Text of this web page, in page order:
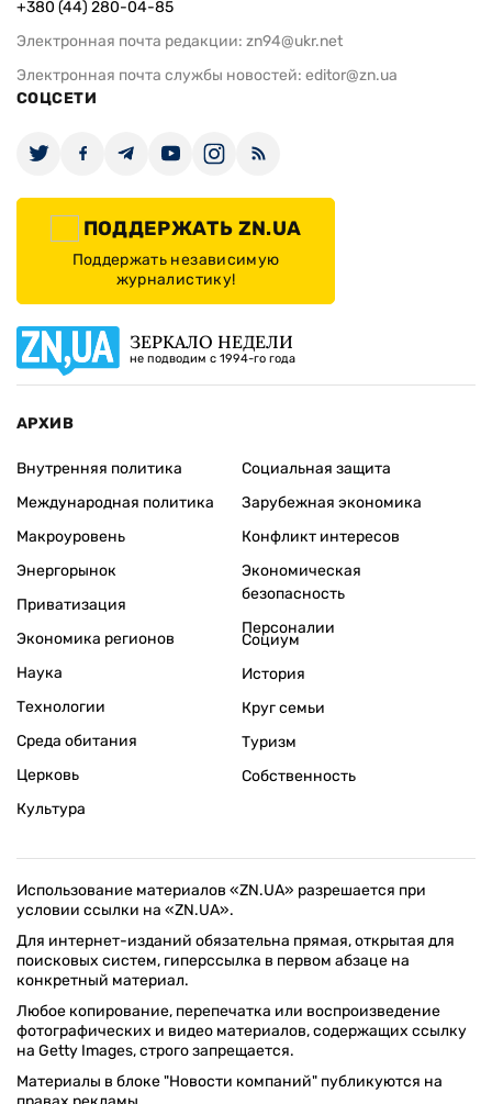
+380 (44) 280-04-85
Электронная почта редакции: zn94@ukr.net
Электронная почта службы новостей: editor@zn.ua
СОЦСЕТИ
ПОДДЕРЖАТЬ ZN.UA
Поддержать независимую
журналистику!
ЗЕРКАЛО НЕДЕЛИ
не подводим с 1994-го года
АРХИВ
Внутренняя политика
Международная политика
Макроуровень
Энергорынок
Приватизация
Экономика регионов
Социальная защита
Зарубежная экономика
Конфликт интересов
Экономическая
безопасность
Персоналии
Наука
Технологии
Среда обитания
Церковь
Культура
Социум
История
Круг семьи
Туризм
Собственность
Использование материалов «ZN.UA» разрешается при
условии ссылки на «ZN.UA».
Для интернет-изданий обязательна прямая, открытая для
поисковых систем, гиперссылка в первом абзаце на
конкретный материал.
Любое копирование, перепечатка или воспроизведение
фотографических и видео материалов, содержащих ссылку
на Getty Images, строго запрещается.
Материалы в блоке "Новости компаний" публикуются на